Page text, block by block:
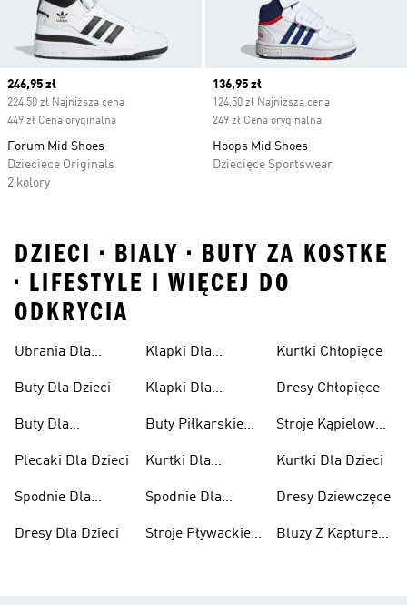
Current price
246,95 zł
224,50 zł Najniższa cena
449 zł Cena oryginalna
Forum Mid Shoes
Dziecięce Originals
2 kolory
Current price
136,95 zł
124,50 zł Najniższa cena
249 zł Cena oryginalna
Hoops Mid Shoes
Dziecięce Sportswear
DZIECI • BIALY • BUTY ZA KOSTKE
• LIFESTYLE I WIĘCEJ DO
ODKRYCIA
Ubrania Dla
Buty Dla Dzieci
Buty Dla
Plecaki Dla Dzieci
Spodnie Dla
Dresy Dla Dzieci
Klapki Dla
Klapki Dla
Buty Piłkarskie
Kurtki Dla
Spodnie Dla
Stroje Pływackie
Kurtki Chłopięce
Dresy Chłopięce
Stroje Kąpielowe
Kurtki Dla Dzieci
Dresy Dziewczęce
Bluzy Z Kapturem